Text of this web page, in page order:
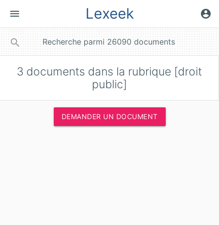
menu Lexeek account_circle
search
3 documents dans la rubrique [droit
public]
DEMANDER UN DOCUMENT